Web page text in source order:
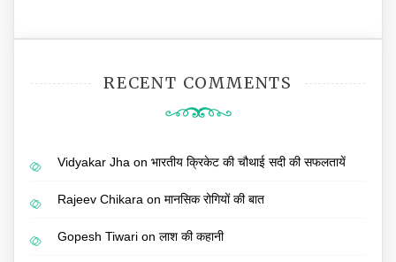
RECENT COMMENTS
Vidyakar Jha on भारतीय क्रिकेट की चौथाई सदी की सफलतायें
Rajeev Chikara on मानसिक रोगियों की बात
Gopesh Tiwari on लाश की कहानी